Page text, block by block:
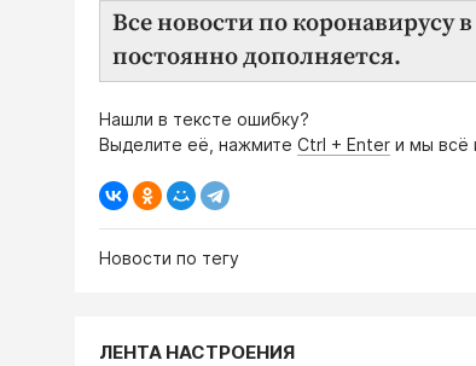
Все новости по коронавирусу
постоянно дополняется.
Нашли в тексте ошибку?
Выделите её, нажмите Ctrl + Enter и мы всё
Новости по тегу
ЛЕНТА НАСТРОЕНИЯ